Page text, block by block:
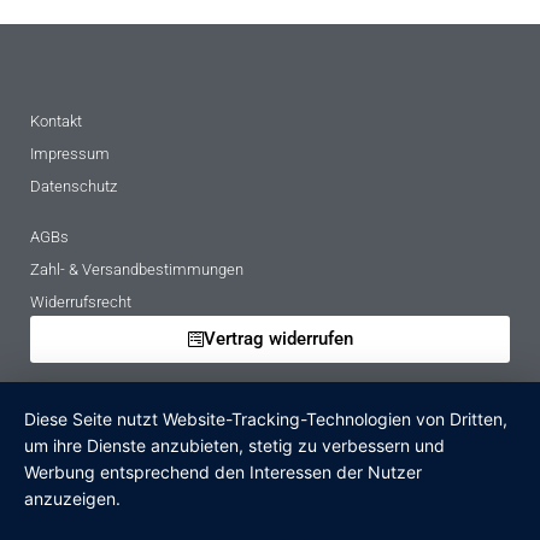
Kontakt
Impressum
Datenschutz
AGBs
Zahl- & Versandbestimmungen
Widerrufsrecht
Vertrag widerrufen
Hinweise zur Batterieentsorgung
Altgeräteverordnung
Verpackungsregister
Diese Seite nutzt Website-Tracking-Technologien von Dritten,
um ihre Dienste anzubieten, stetig zu verbessern und
Werbung entsprechend den Interessen der Nutzer
anzuzeigen.